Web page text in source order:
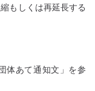
もしくは再延長する
体あて通知文」を参